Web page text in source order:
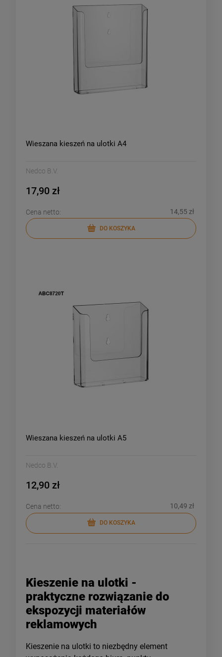
Wieszana kieszeń na ulotki A4
Nedco B.V.
17,90 zł
Cena netto: 14,55 zł
DO KOSZYKA
Wieszana kieszeń na ulotki A5
Nedco B.V.
12,90 zł
Cena netto: 10,49 zł
DO KOSZYKA
Kieszenie na ulotki -
praktyczne rozwiązanie do
ekspozycji materiałów
reklamowych
Kieszenie na ulotki to niezbędny element